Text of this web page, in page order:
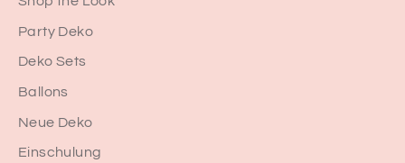
Party Deko
Deko Sets
Ballons
Neue Deko
Einschulung